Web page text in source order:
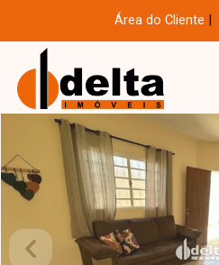
Área do Cliente